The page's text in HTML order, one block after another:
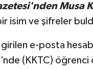
Musa
isim ve şifreler
e-posta
(KKTC)